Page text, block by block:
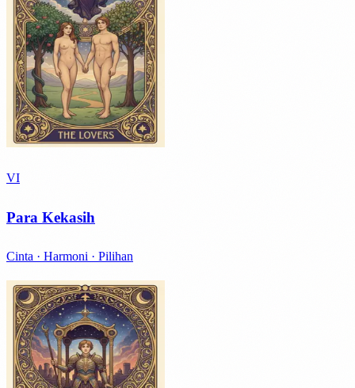
VI
Para Kekasih
Cinta · Harmoni · Pilihan